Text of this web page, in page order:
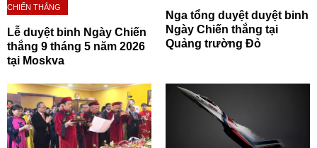
CHIẾN THẮNG
Lễ duyệt binh Ngày Chiến
thắng 9 tháng 5 năm 2026
tại Moskva
Nga tổng duyệt duyệt binh
Ngày Chiến thắng tại
Quảng trường Đỏ